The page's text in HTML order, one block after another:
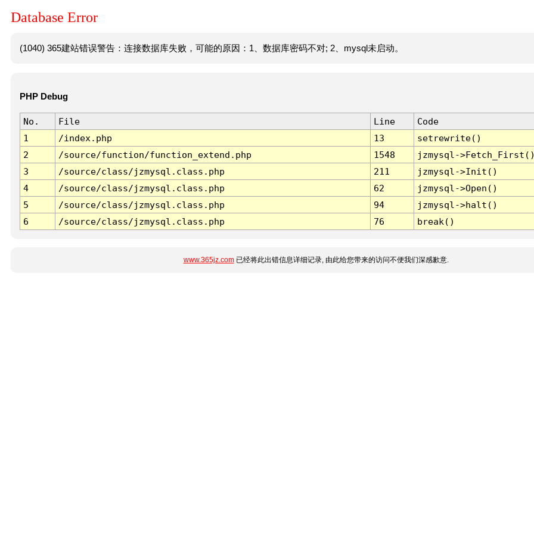
Database Error
(1040) 365建站错误警告：连接数据库失败，可能的原因：1、数据库密码不对; 2、mysql未启动。
PHP Debug
No. File Line
Code
1
/index.php 13
setrewrite()
2
/source/function/function_extend.php 1548
jzmysql-
3
/source/class/jzmysql.class.php 211
jzmysql->Init()
4
/source/class/jzmysql.class.php 62
jzmysql->Open()
5
/source/class/jzmysql.class.php 94
jzmysql->halt()
6
/source/class/jzmysql.class.php 76 break()
www.365jz.com已经将此出错信息详细记录, 由此给您带来的访问不便我们深感歉意.